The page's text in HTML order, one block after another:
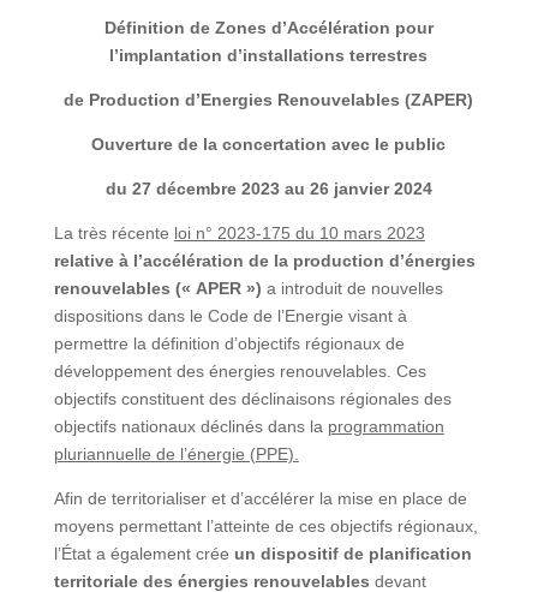
Définition de Zones d’Accélération pour
l’implantation d’installations terrestres
de Production d’Energies Renouvelables (ZAPER)
Ouverture de la concertation avec le public
du 27 décembre 2023 au 26 janvier 2024
La très récente loi n° 2023-175 du 10 mars 2023
relative à l’accélération de la production d’énergies
renouvelables (« APER ») a introduit de nouvelles
dispositions dans le Code de l’Energie visant à
permettre la définition d’objectifs régionaux de
développement des énergies renouvelables. Ces
objectifs constituent des déclinaisons régionales des
objectifs nationaux déclinés dans la programmation
pluriannuelle de l’énergie (PPE).
Afin de territorialiser et d’accélérer la mise en place de
moyens permettant l’atteinte de ces objectifs régionaux,
l’État a également crée un dispositif de planification
territoriale des énergies renouvelables devant